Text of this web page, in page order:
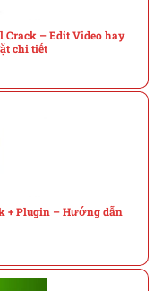
Crack – Edit Video hay
chi tiết
+ Plugin – Hướng dẫn